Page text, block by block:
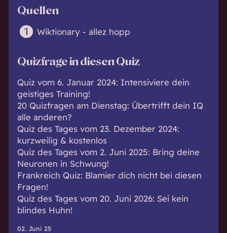
Quellen
Wiktionary - allez hopp
Quizfrage in diesen Quiz
Quiz vom 6. Januar 2024: Intensiviere dein
geistiges Training!
20 Quizfragen am Dienstag: Übertrifft dein IQ
alle anderen?
Quiz des Tages vom 23. Dezember 2024:
kurzweilig & kostenlos
Quiz des Tages vom 2. Juni 2025: Bring deine
Neuronen in Schwung!
Frankreich Quiz: Blamier dich nicht bei diesen
Fragen!
Quiz des Tages vom 20. Juni 2026: Sei kein
blindes Huhn!
02. Juni 25